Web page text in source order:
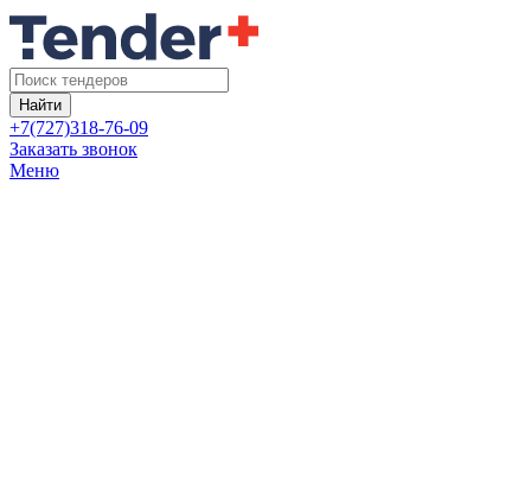
Найти
+7(727)318-76-09
Заказать звонок
Меню